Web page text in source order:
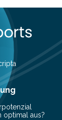
einen
optimal aus?